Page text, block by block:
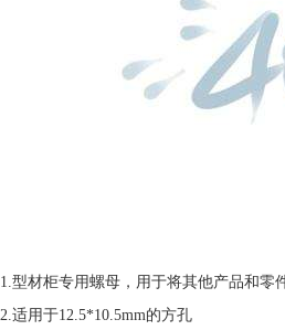
1.型材柜专用螺母，用于将其他产品和
2.适用于12.5*10.5mm的方孔